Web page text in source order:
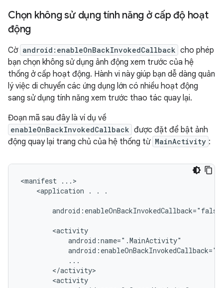
Chọn không sử dụng tính năng ở cấp độ hoạt
động
Cờ android:enableOnBackInvokedCallback cho phép
bạn chọn không sử dụng ảnh động xem trước của hệ
thống ở cấp hoạt động. Hành vi này giúp bạn dễ dàng quản
lý việc di chuyển các ứng dụng lớn có nhiều hoạt động
sang sử dụng tính năng xem trước thao tác quay lại.
Đoạn mã sau đây là ví dụ về
enableOnBackInvokedCallback được đặt để bật ảnh
động quay lại trang chủ của hệ thống từ MainActivity :
<manifest
<application
. . .